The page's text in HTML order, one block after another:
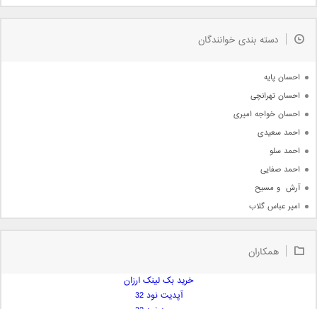
مذهبی
جدیدترین ها
دسته بندی خوانندگان
احسان پایه
احسان تهرانچی
احسان خواجه امیری
احمد سعیدی
احمد سلو
احمد صفایی
آرش  و مسیح
امیر عباس گلاب
امیر علی
همکاران
خرید بک لینک ارزان
آپدیت نود 32